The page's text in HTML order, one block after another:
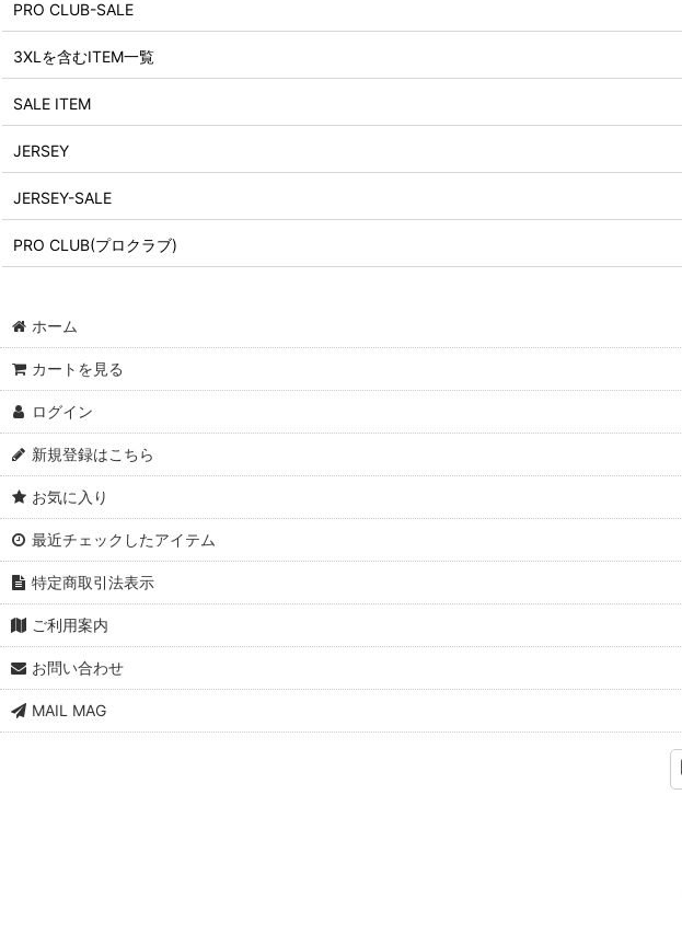
PRO CLUB-SALE
3XLを含むITEM一覧
SALE ITEM
JERSEY
JERSEY-SALE
PRO CLUB(プロクラブ)
ホーム
カートを見る
ログイン
新規登録はこちら
お気に入り
最近チェックしたアイテム
特定商取引法表示
ご利用案内
お問い合わせ
MAIL MAG